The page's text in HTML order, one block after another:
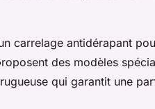
carrelage antidérapant
des modèles
qui garantit une